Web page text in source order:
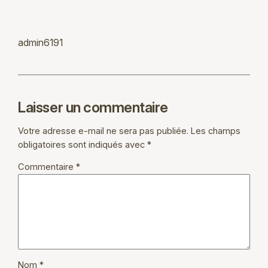
admin6191
Laisser un commentaire
Votre adresse e-mail ne sera pas publiée. Les champs
obligatoires sont indiqués avec*
Commentaire*
Nom*